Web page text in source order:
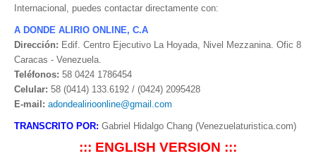
Internacional, puedes contactar directamente con:
A DONDE ALIRIO ONLINE, C.A
Dirección: Edif. Centro Ejecutivo La Hoyada, Nivel Mezzanina. Ofic 8
Caracas - Venezuela.
Teléfonos: 58 0424 1786454
Celular: 58 (0414) 133.6192 / (0424) 2095428
E-mail: adondealirioonline@gmail.com
TRANSCRITO POR: Gabriel Hidalgo Chang (Venezuelaturistica.com)
::: ENGLISH VERSION :::